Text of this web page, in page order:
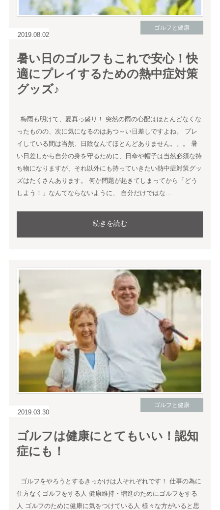
2019.08.02
ゴルフと健康
暑い日のゴルフもこれで安心！快
適にプレイするための熱中症対策
グッズ♪
梅雨も明けて、夏真っ盛り！ 突然の雨の心配はほとんどなくな
ったものの、次に気になるのはあつ～い日差しですよね。 プレ
イしている間は当然、日陰なんてほとんどありません。。。 暑
い日差しから自分の身を守るために、日傘や帽子は当然必須な持
ち物になりますが、それ以外にも持っていきたい熱中症対策グッ
ズはたくさんあります。 何か問題が起きてしまってから「どう
しよう！」なんてならないように、 自分だけではな...
続きを読む
2019.03.30
ゴルフと健康
ゴルフは健康にとてもいい！認知
症にも！
ゴルフをやろうとするきっかけは人それぞれです！ 仕事の為に
仕方なくゴルフをする人 健康維持・増進のためにゴルフをする
人 ゴルフのために健康に気をつけている人 様々な方がいると思